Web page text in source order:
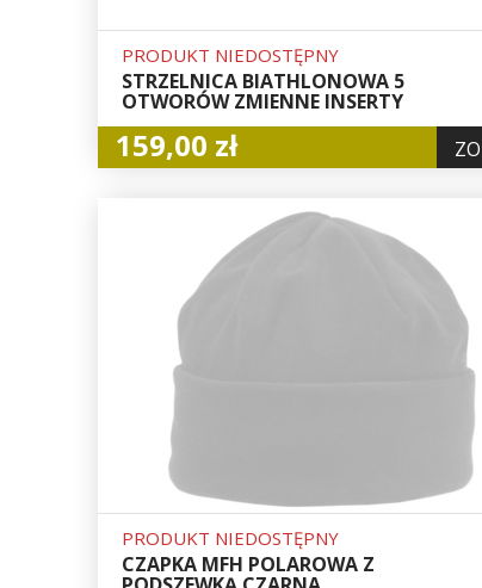
PRODUKT NIEDOSTĘPNY
STRZELNICA BIATHLONOWA 5
OTWORÓW ZMIENNE INSERTY
159,00 zł
PRODUKT NIEDOSTĘPNY
CZAPKA MFH POLAROWA Z